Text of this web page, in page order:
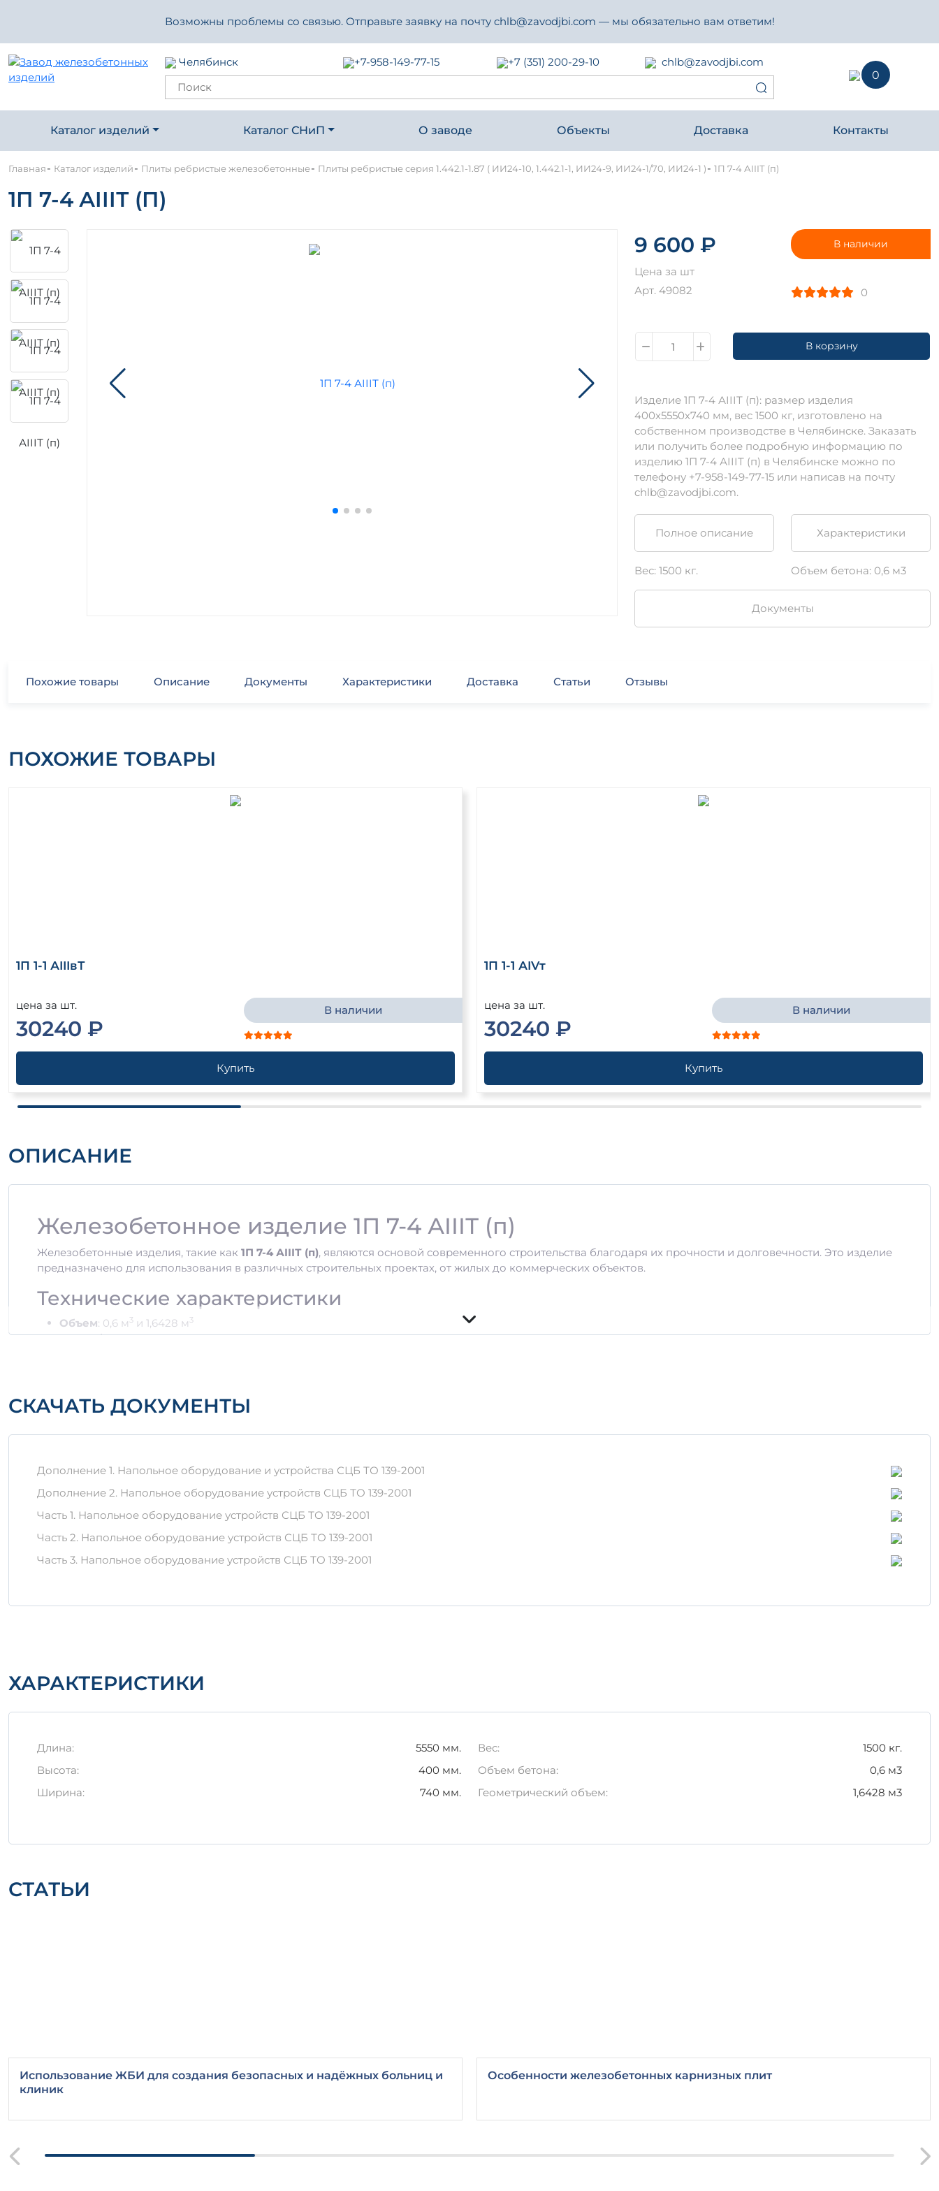
Возможны проблемы со связью. Отправьте заявку на почту chlb@zavodjbi.com — мы обязательно вам ответим!
Челябинск +7-958-149-77-15 +7 (351) 200-29-10
chlb@zavodjbi.com
0
Каталог изделий Каталог СНиП О заводе Объекты Доставка Контакты
Главная- Каталог изделий- Плиты ребристые железобетонные- Плиты ребристые серия 1.442.1-1.87 ( ИИ24-10, 1.442.1-1, ИИ24-9, ИИ24-1/70, ИИ24-1 )- 1П 7-4 АIIIТ (п)
1П 7-4 АIIIТ (П)
9 600 ₽
Цена за шт
Арт. 49082
В наличии
0
В корзину
Изделие 1П 7-4 АIIIТ (п): размер изделия
400х5550х740 мм, вес 1500 кг, изготовлено на
собственном производстве в Челябинске. Заказать
или получить более подробную информацию по
изделию 1П 7-4 АIIIТ (п) в Челябинске можно по
телефону +7-958-149-77-15 или написав на почту
chlb@zavodjbi.com.
Полное описание Характеристики
Вес: 1500 кг. Объем бетона: 0,6 м3
Документы
Похожие товары Описание Документы Характеристики Доставка Статьи Отзывы
ПОХОЖИЕ ТОВАРЫ
1П 1-1 АIIIвТ
цена за шт.
30240 ₽
В наличии
Купить
1П 1-1 АIVт
цена за шт.
30240 ₽
В наличии
Купить
ОПИСАНИЕ
Железобетонное изделие 1П 7-4 АIIIТ (п)
Железобетонные изделия, такие как 1П 7-4 АIIIТ (п), являются основой современного строительства благодаря их прочности и долговечности. Это изделие
предназначено для использования в различных строительных проектах, от жилых до коммерческих объектов.
Технические характеристики
Объем: 0,6 м 3 и 1,6428 м 3
Класс бетона: АIII
Изделие 1П 7-4 АIIIТ (п) изготовлено из качественного бетона и арматуры, которые обеспечивают его высокую прочность и устойчивость к различным
Высокая морозоустойчивость
Правильное хранение и транспортировка
Для обеспечения долговечности изделия 1П 7-4 АIIIТ (п) важно соблюдать правила хранения:
Хранить в сухом и защищенном от воздействия атмосферных осадков месте.
Следуя этим рекомендациям, вы гарантируете долговечность и надежность вашего строительного проекта. Выбор железобетонных изделий, таких как 1П 7-
СКАЧАТЬ ДОКУМЕНТЫ
Дополнение 1. Напольное оборудование и устройства СЦБ ТО 139-2001
Дополнение 2. Напольное оборудование устройств СЦБ ТО 139-2001
Часть 1. Напольное оборудование устройств СЦБ ТО 139-2001
Часть 2. Напольное оборудование устройств СЦБ ТО 139-2001
Часть 3. Напольное оборудование устройств СЦБ ТО 139-2001
ХАРАКТЕРИСТИКИ
Длина:
5550 мм.
Высота:
400 мм.
Ширина:
740 мм.
Вес:
1500 кг.
Объем бетона:
0,6 м3
Геометрический объем:
1,6428 м3
СТАТЬИ
Использование ЖБИ для создания безопасных и надёжных больниц и
клиник
Особенности железобетонных карнизных плит